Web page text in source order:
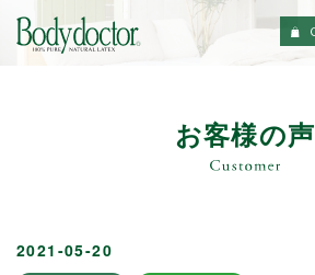
お客様の声
2021-05-20